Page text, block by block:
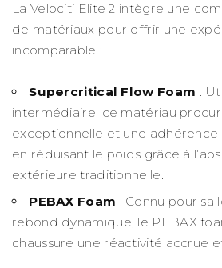
La Velociti Elite 2 intègre une
de matériaux pour offrir une
incomparable :
Supercritical Flow Foam :
intermédiaire, ce matériau
exceptionnelle et une
en réduisant le poids grâce à
extérieure traditionnelle.
PEBAX Foam : Connu pour
rebond dynamique, le PEBAX
chaussure une réactivité accrue